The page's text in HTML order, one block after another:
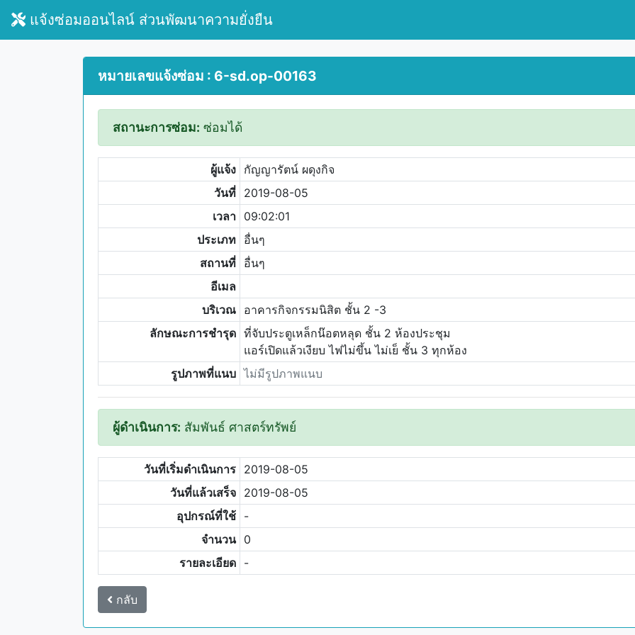
แจ้งซ่อมออนไลน์ ส่วนพัฒนาความยั่งยืน
หมายเลขแจ้งซ่อม : 6-sd.op-00163
สถานะการซ่อม: ซ่อมได้
ผู้แจ้ง กัญญารัตน์ ผดุงกิจ
วันที่ 2019-08-05
เวลา 09:02:01
ประเภท อื่นๆ
สถานที่ อื่นๆ
อีเมล
บริเวณ อาคารกิจกรรมนิสิต ชั้น 2 -3
ลักษณะการชำรุด ที่จับประตูเหล็กน๊อตหลุด ชั้น 2 ห้องประชุม
แอร์เปิดแล้วเงียบ ไฟไม่ขึ้น ไม่เย็ ชั้น 3 ทุกห้อง
รูปภาพที่แนบ ไม่มีรูปภาพแนบ
ผู้ดำเนินการ: สัมพันธ์ ศาสตร์ทรัพย์
วันที่เริ่มดำเนินการ 2019-08-05
วันที่แล้วเสร็จ 2019-08-05
อุปกรณ์ที่ใช้ -
จำนวน 0
รายละเอียด -
กลับ